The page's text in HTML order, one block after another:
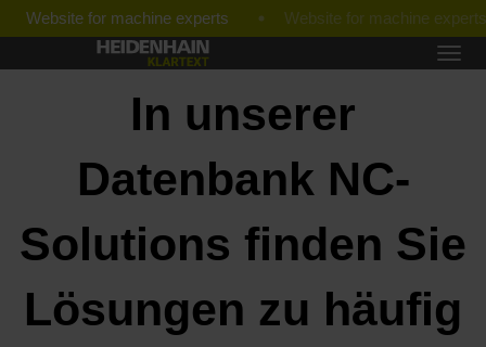
Website for machine experts
In unserer
Datenbank NC-
Solutions finden Sie
Lösungen zu häufig